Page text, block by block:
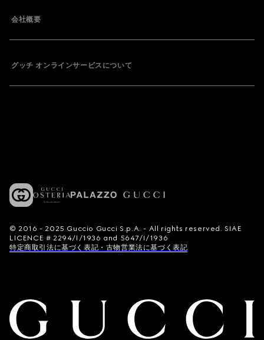
会社概要
グッチ オンラインサービスについて
© 2016 - 2025 Guccio Gucci S.p.A. - All rights reserved. SIAE
LICENCE # 2294/I/1936 and 5647/I/1936
特定商取引法に基づく表記・古物営業法に基づく表記